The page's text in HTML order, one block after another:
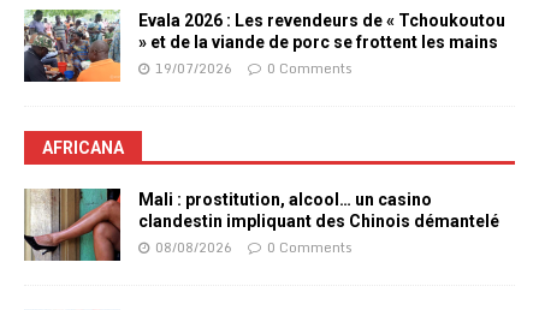
Evala 2026 : Les revendeurs de « Tchoukoutou
» et de la viande de porc se frottent les mains
19/07/2026 0 Comments
AFRICANA
Mali : prostitution, alcool… un casino
clandestin impliquant des Chinois démantelé
08/08/2026 0 Comments